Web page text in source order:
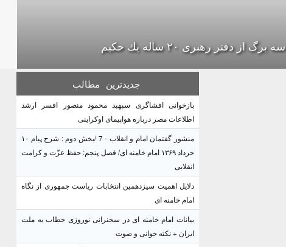
سه برگ از دفتر رهبرى ۲۰ ساله يك حكيم
جدیدترین مطالب
بازخوانی افشاگری سپهبد محمود منصور افسر ارشد
اطلاعات مصر درباره هواپیمای اوکراینی
منشور گفتمان امام و انقلاب - 7 /بخش دوم : شرح پیام ۱۰
خرداد ۱۳۶۹ امام خامنه ای/ فصل پنجم: حفظ عزّت و کرامت
انقلابی
دلایل اهمیت سیزدهمین انتخابات ریاست جمهوری از نگاه
امام خامنه ای
بیانات امام خامنه ای در سخنرانی نوروزی خطاب به ملت
ایران + نکته خوانی و صوت